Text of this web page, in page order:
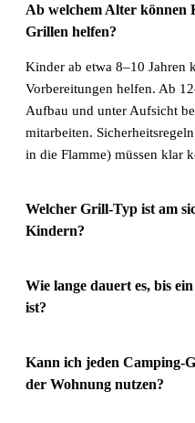
Ab welchem Alter können
Grillen helfen?
Kinder ab etwa 8–10 Jahren
Vorbereitungen helfen. Ab
Aufbau und unter Aufsicht
mitarbeiten.
in die Flamme) müssen klar
Welcher Grill-Typ ist am
Kindern?
Wie lange dauert es, bis
ist?
Kann ich jeden Camping-
der Wohnung nutzen?